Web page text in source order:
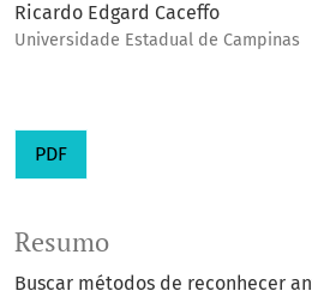
Ricardo Edgard Caceffo
Universidade Estadual de Campinas
PDF
Resumo
Buscar métodos de reconhecer